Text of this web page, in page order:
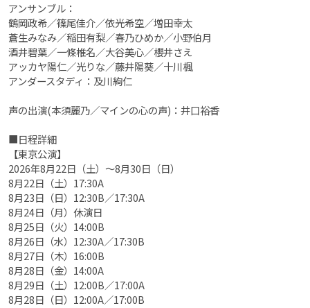
アンサンブル：
鶴岡政希／篠尾佳介／依光希空／増田幸太
蒼生みなみ／稲田有梨／春乃ひめか／小野伯月
酒井碧葉／一條椎名／大谷美心／櫻井さえ
アッカヤ陽仁／光りな／藤井陽葵／十川楓
アンダースタディ：及川絢仁
声の出演(本須麗乃／マインの心の声)：井口裕香
■日程詳細
【東京公演】
2026年8月22日（土）〜8月30日（日）
8月22日（土）17:30A
8月23日（日）12:30B／17:30A
8月24日（月）休演日
8月25日（火）14:00B
8月26日（水）12:30A／17:30B
8月27日（木）16:00B
8月28日（金）14:00A
8月29日（土）12:00B／17:00A
8月28日（日）12:00A／17:00B